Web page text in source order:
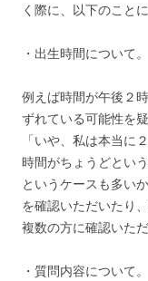
く際に、以下のこと
・出生時間について。
例えば時間が午後２
ずれている可能性を疑
「いや、私は本当に
時間がちょうどとい
というケースも多い
を確認いただいたり
複数の方に確認いた
・質問内容について。